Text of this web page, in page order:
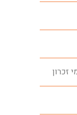
זכרון